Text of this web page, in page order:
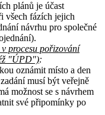
plánů je účast
všech fázích jejich
návrhu pro společné
procesu pořizování
"ÚPD"):
oznámit místo a den
musí být veřejně
možnost se s návrhem
své připomínky po